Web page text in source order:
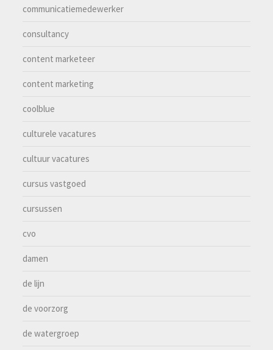
communicatiemedewerker
consultancy
content marketeer
content marketing
coolblue
culturele vacatures
cultuur vacatures
cursus vastgoed
cursussen
cvo
damen
de lijn
de voorzorg
de watergroep